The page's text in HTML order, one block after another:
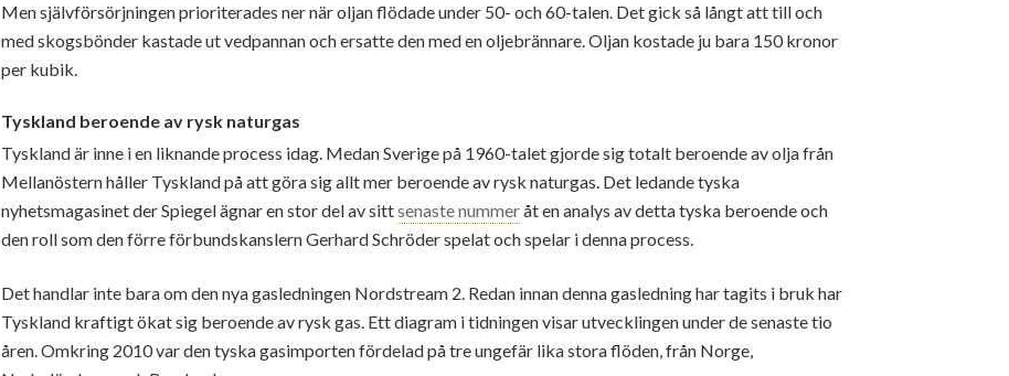
Men självförsörjningen prioriterades ner när oljan flödade under 50- och 60-talen. Det gick så långt att till och
med skogsbönder kastade ut vedpannan och ersatte den med en oljebrännare. Oljan kostade ju bara 150 kronor
per kubik.
Tyskland beroende av rysk naturgas
Tyskland är inne i en liknande process idag. Medan Sverige på 1960-talet gjorde sig totalt beroende av olja från
Mellanöstern håller Tyskland på att göra sig allt mer beroende av rysk naturgas. Det ledande tyska
nyhetsmagasinet der Spiegel ägnar en stor del av sittsenaste nummeråt en analys av detta tyska beroende och
den roll som den förre förbundskanslern Gerhard Schröder spelat och spelar i denna process.
Det handlar inte bara om den nya gasledningen Nordstream 2. Redan innan denna gasledning har tagits i bruk har
Tyskland kraftigt ökat sig beroende av rysk gas. Ett diagram i tidningen visar utvecklingen under de senaste tio
åren. Omkring 2010 var den tyska gasimporten fördelad på tre ungefär lika stora flöden, från Norge,